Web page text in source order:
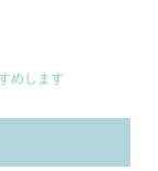
めします